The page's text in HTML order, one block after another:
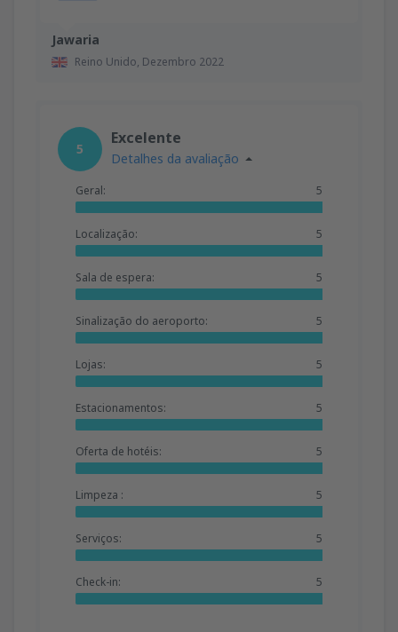
Jawaria
Reino Unido, Dezembro 2022
5
Excelente
Detalhes da avaliação
Geral: 5
Localização: 5
Sala de espera: 5
Sinalização do aeroporto: 5
Lojas: 5
Estacionamentos: 5
Oferta de hotéis: 5
Limpeza : 5
Serviços: 5
Check-in: 5